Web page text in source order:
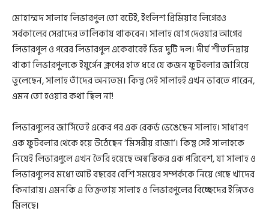
মোহাম্মদ সালাহ লিভারপুল তো বটেই, ইংলিশ প্রিমিয়ার লিগেরও
সর্বকালের সেরাদের তালিকায় থাকবেন। সালাহ যোগ দেওয়ার আগের
লিভারপুল ও পরের লিভারপুল একেবারেই ভিন্ন দুটি দল। দীর্ঘ শীতনিদ্রায়
থাকা লিভারপুলকে ইয়ুর্গেন ক্লপের হাত ধরে যে কজন ফুটবলার জাগিয়ে
তুলেছেন, সালাহ তাঁদের অন্যতম। কিন্তু সেই সালাহই এখন ভাবতে পারেন,
এমন তো হওয়ার কথা ছিল না!
লিভারপুলের জার্সিতেই একের পর এক রেকর্ড ভেঙেছেন সালাহ। সাধারণ
এক ফুটবলার থেকে হয়ে উঠেছেন ‘মিসরীয় রাজা’। কিন্তু সেই সালাহকে
নিয়েই লিভারপুলে এখন তৈরি হয়েছে অস্বস্তিকর এক পরিবেশ, যা সালাহ ও
লিভারপুলের মধ্যে আট বছরের বেশি সময়ের সম্পর্ককে নিয়ে গেছে খাদের
কিনারায়। এমনকি এ তিক্ততায় সালাহ ও লিভারপুলের বিচ্ছেদের ইঙ্গিতও
মিলছে।